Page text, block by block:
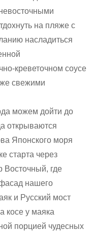
на пляже с
насладиться
креветочном соусе
свежими
можем дойти до
открываются
Японского моря
старта через
Восточный, где
нашего
и Русский мост
косе у маяка
порцией чудесных